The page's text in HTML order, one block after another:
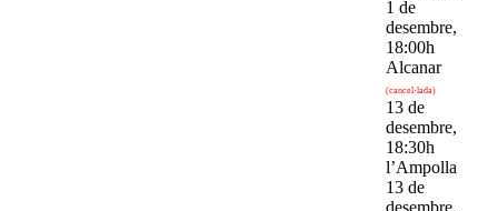
1 de
desembre,
18:00h
Alcanar
(cancel·lada)
13 de
desembre,
18:30h
l’Ampolla
13 de
desembre,